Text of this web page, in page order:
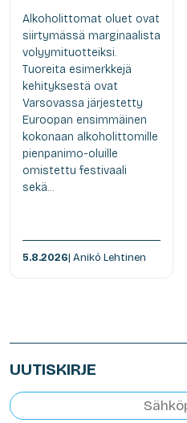
Alkoholittomat oluet ovat
siirtymässä marginaalista
volyymituotteiksi.
Tuoreita esimerkkejä
kehityksestä ovat
Varsovassa järjestetty
Euroopan ensimmäinen
kokonaan alkoholittomille
pienpanimo-oluille
omistettu festivaali
sekä...
5.8.2026| Anikó Lehtinen
UUTISKIRJE